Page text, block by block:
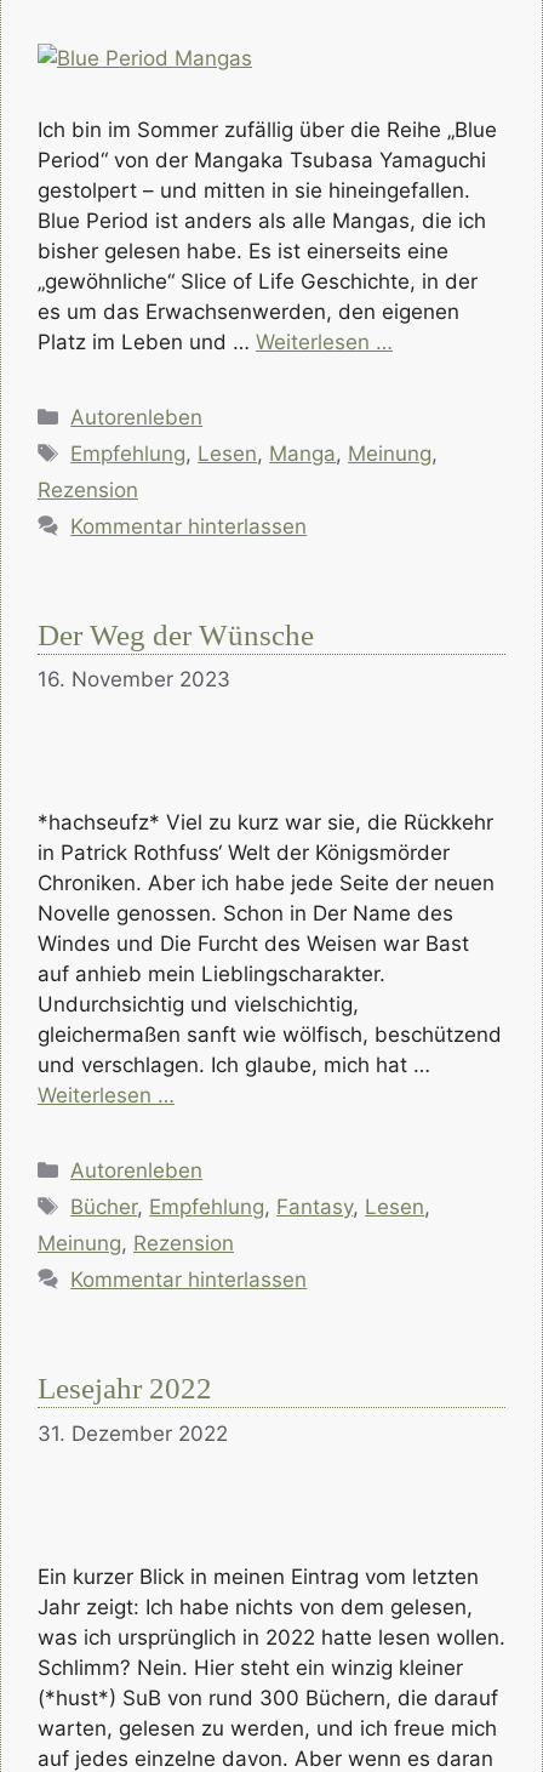
Ich bin im Sommer zufällig über die Reihe „Blue
Period“ von der Mangaka Tsubasa Yamaguchi
gestolpert – und mitten in sie hineingefallen.
Blue Period ist anders als alle Mangas, die ich
bisher gelesen habe. Es ist einerseits eine
„gewöhnliche“ Slice of Life Geschichte, in der
es um das Erwachsenwerden, den eigenen
Platz im Leben und … Weiterlesen …
Kategorien
Autorenleben
Schlagwörter
Empfehlung, Lesen, Manga, Meinung,
Rezension
Kommentar hinterlassen
Der Weg der Wünsche
16. November 2023
*hachseufz* Viel zu kurz war sie, die Rückkehr
in Patrick Rothfuss‘ Welt der Königsmörder
Chroniken. Aber ich habe jede Seite der neuen
Novelle genossen. Schon in Der Name des
Windes und Die Furcht des Weisen war Bast
auf anhieb mein Lieblingscharakter.
Undurchsichtig und vielschichtig,
gleichermaßen sanft wie wölfisch, beschützend
und verschlagen. Ich glaube, mich hat …
Weiterlesen …
Kategorien
Autorenleben
Schlagwörter
Bücher, Empfehlung, Fantasy, Lesen,
Meinung, Rezension
Kommentar hinterlassen
Lesejahr 2022
31. Dezember 2022
Ein kurzer Blick in meinen Eintrag vom letzten
Jahr zeigt: Ich habe nichts von dem gelesen,
was ich ursprünglich in 2022 hatte lesen wollen.
Schlimm? Nein. Hier steht ein winzig kleiner
(*hust*) SuB von rund 300 Büchern, die darauf
warten, gelesen zu werden, und ich freue mich
auf jedes einzelne davon. Aber wenn es daran